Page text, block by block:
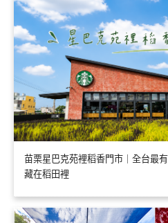
苗栗星巴克苑裡稻香門市｜全台最
藏在稻田裡